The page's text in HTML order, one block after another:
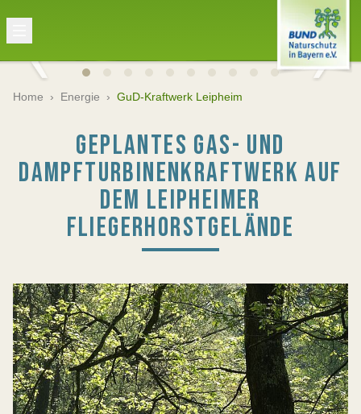
Home › Energie › GuD-Kraftwerk Leipheim
GEPLANTES GAS- UND
DAMPFTURBINENKRAFTWERK AUF
DEM LEIPHEIMER
FLIEGERHORSTGELÄNDE